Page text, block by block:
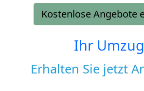
Kostenlose Angebote
Ihr Umzug
Erhalten Sie jetzt